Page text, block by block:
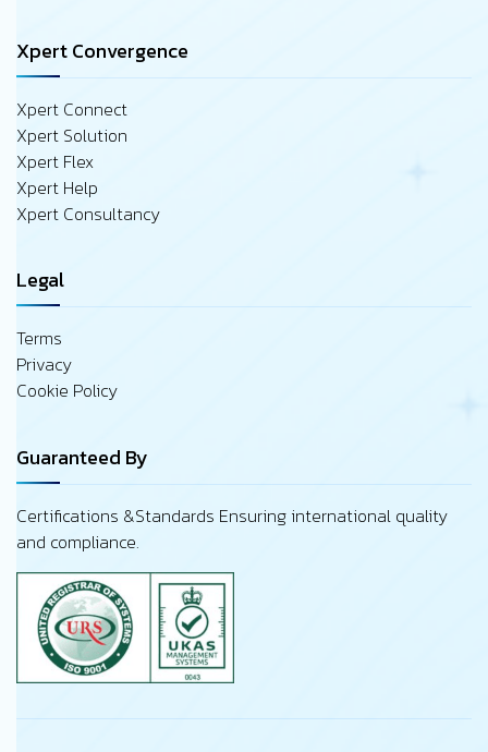
Xpert Convergence
Xpert Connect
Xpert Solution
Xpert Flex
Xpert Help
Xpert Consultancy
Legal
Terms
Privacy
Cookie Policy
Guaranteed By
Certifications &Standards Ensuring international quality
and compliance.